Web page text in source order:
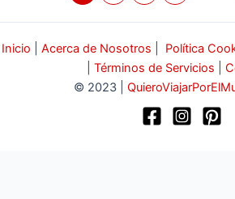
Inicio Acerca de Nosotros Política
Términos de Servicios
© 2023 |